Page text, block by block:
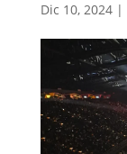
Dic 10, 2024|